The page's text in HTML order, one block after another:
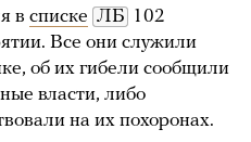
в списке ЛБ 102
Все они служили
об их гибели сообщили
власти, либо
на их похоронах.